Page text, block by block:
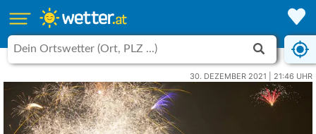
30. DEZEMBER 2021 | 21:46 UHR